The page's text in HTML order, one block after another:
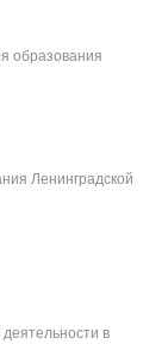
образования
Ленинградской
в